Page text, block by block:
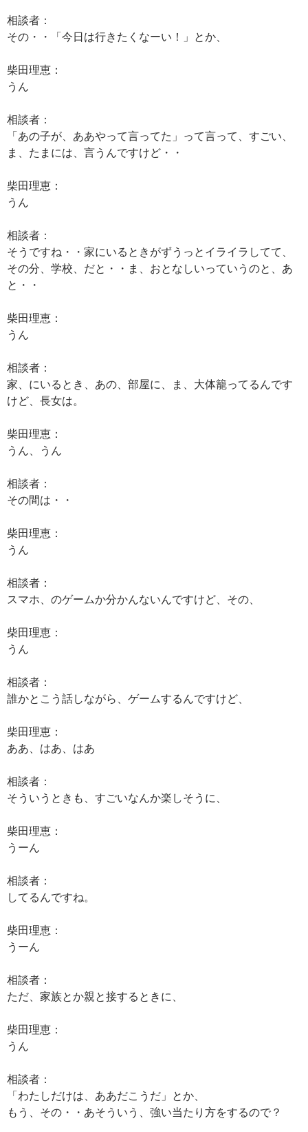
相談者：
その・・「今日は行きたくなーい！」とか、
柴田理恵：
うん
相談者：
「あの子が、ああやって言ってた」って言って、すごい、
ま、たまには、言うんですけど・・
柴田理恵：
うん
相談者：
そうですね・・家にいるときがずうっとイライラしてて、
その分、学校、だと・・ま、おとなしいっていうのと、あ
と・・
柴田理恵：
うん
相談者：
家、にいるとき、あの、部屋に、ま、大体籠ってるんです
けど、長女は。
柴田理恵：
うん、うん
相談者：
その間は・・
柴田理恵：
うん
相談者：
スマホ、のゲームか分かんないんですけど、その、
柴田理恵：
うん
相談者：
誰かとこう話しながら、ゲームするんですけど、
柴田理恵：
ああ、はあ、はあ
相談者：
そういうときも、すごいなんか楽しそうに、
柴田理恵：
うーん
相談者：
してるんですね。
柴田理恵：
うーん
相談者：
ただ、家族とか親と接するときに、
柴田理恵：
うん
相談者：
「わたしだけは、ああだこうだ」とか、
もう、その・・あそういう、強い当たり方をするので？